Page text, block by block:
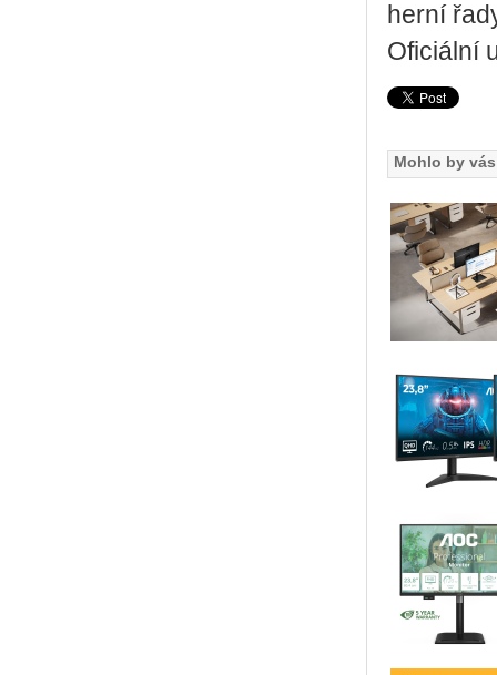
herní
Oficiální
Mohlo by